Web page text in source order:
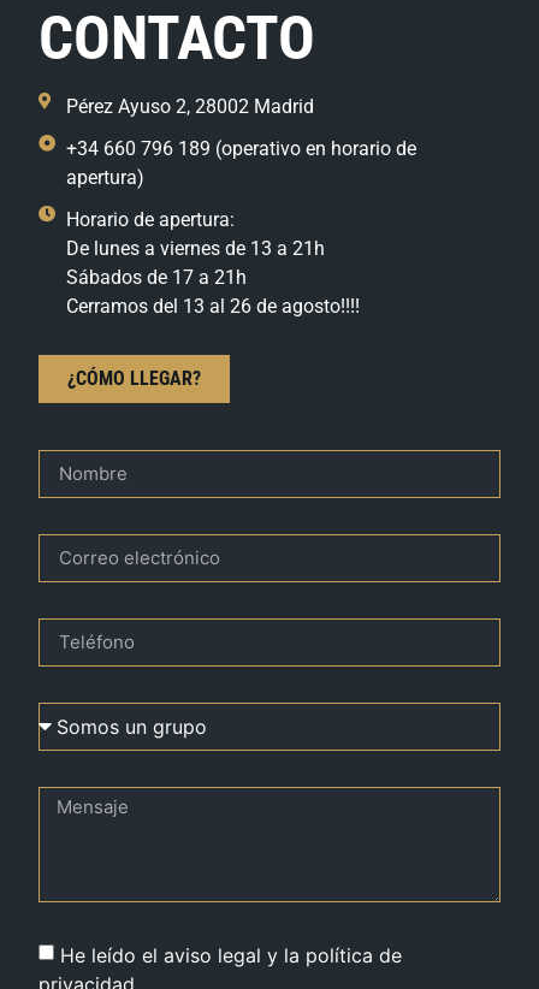
CONTACTO
Pérez Ayuso 2, 28002 Madrid
+34 660 796 189 (operativo en horario de
apertura)
Horario de apertura:
De lunes a viernes de 13 a 21h
Sábados de 17 a 21h
Cerramos del 13 al 26 de agosto!!!!
¿CÓMO LLEGAR?
He leído el aviso legal y la política de
privacidad